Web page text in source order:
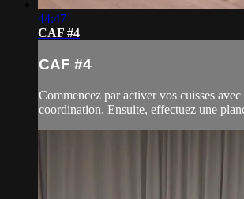
44:47
CAF #4
CAF #4
Commencez par activer vos cuisses
coordination. Ensuite, effectuez une